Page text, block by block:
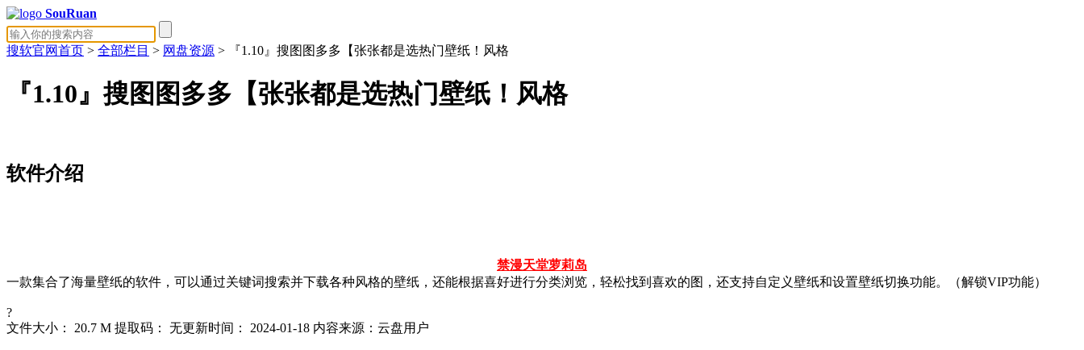
SouRuan
搜软官网首页 > 全部栏目 > 网盘资源 > 『1.10』搜图图多多【张张都是选热门壁纸！风格
『1.10』搜图图多多【张张都是选热门壁纸！风格
软件介绍
禁漫天堂萝莉岛
一款集合了海量壁纸的软件，可以通过关键词搜索并下载各种风格的壁纸，还能根据喜好进行分类浏览，轻松找到喜欢的图，还支持自定义壁纸和设置壁纸切换功能。（解锁VIP功能）
?
文件大小：
20.7 M 提取码： 无更新时间： 2024-01-18 内容来源：云盘用户